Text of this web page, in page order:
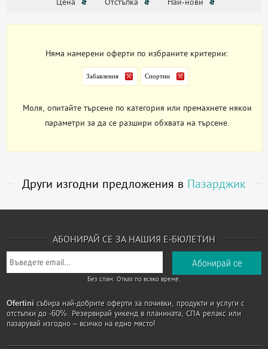
Няма намерени оферти по избраните критерии:
Забавления Спортни
Моля, опитайте търсене по категория или премахнете някои
параметри за да се разшири обхвата на търсене.
Други изгодни предложения в Пазарджик
АБОНИРАЙ СЕ ЗА НАШИЯ Е-БЮЛЕТИН
Без спам. Отказ по всяко време.
Ofertini събира най-добрите оферти за почивки, продукти и услуги с
отстъпки до -60%. Резервирай уикенд в планината, СПА релакс или
пазарувай изгодно – всичко на едно място!